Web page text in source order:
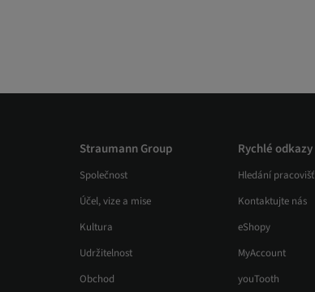
Straumann Group
Společnost
Účel, vize a mise
Kultura
Udržitelnost
Obchod
Rychlé odkazy
Hledání pracovišť
Kontaktujte nás
eShopy
MyAccount
youTooth